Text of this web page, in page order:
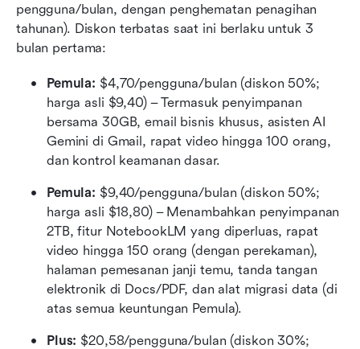
pengguna/bulan, dengan penghematan penagihan
tahunan). Diskon terbatas saat ini berlaku untuk 3
bulan pertama:
Pemula: $4,70/pengguna/bulan (diskon 50%;
harga asli $9,40) – Termasuk penyimpanan
bersama 30GB, email bisnis khusus, asisten AI
Gemini di Gmail, rapat video hingga 100 orang,
dan kontrol keamanan dasar.
Pemula: $9,40/pengguna/bulan (diskon 50%;
harga asli $18,80) – Menambahkan penyimpanan
2TB, fitur NotebookLM yang diperluas, rapat
video hingga 150 orang (dengan perekaman),
halaman pemesanan janji temu, tanda tangan
elektronik di Docs/PDF, dan alat migrasi data (di
atas semua keuntungan Pemula).
Plus: $20,58/pengguna/bulan (diskon 30%;